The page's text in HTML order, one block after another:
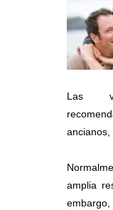
Las
ancianos,
amplia